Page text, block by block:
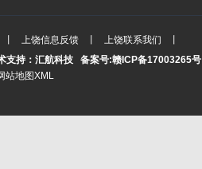
上饶信息反馈 上饶联系我们
支持：汇航科技 备案号:赣ICP备17003265号
站地图XML